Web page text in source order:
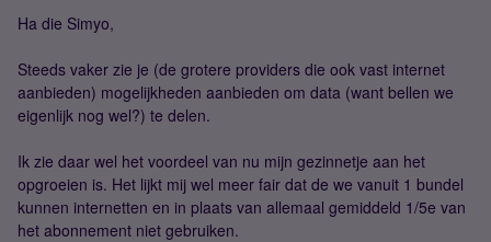
Ha die Simyo,
Steeds vaker zie je (de grotere providers die ook vast internet
aanbieden) mogelijkheden aanbieden om data (want bellen we
eigenlijk nog wel?) te delen.
Ik zie daar wel het voordeel van nu mijn gezinnetje aan het
opgroeien is. Het lijkt mij wel meer fair dat de we vanuit 1 bundel
kunnen internetten en in plaats van allemaal gemiddeld 1/5e van
het abonnement niet gebruiken.